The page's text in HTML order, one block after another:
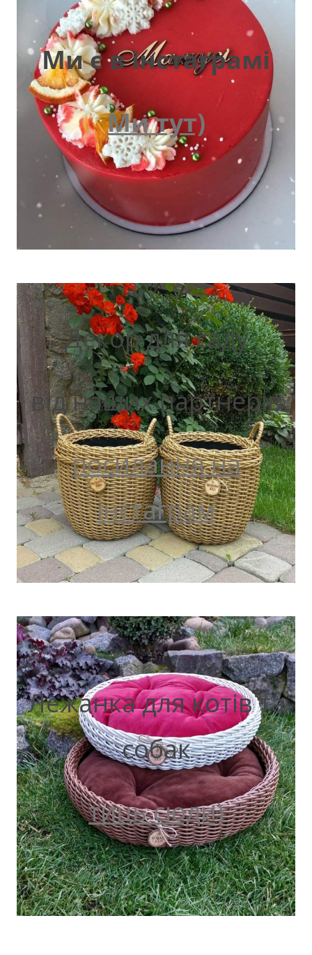
Ми є в інстаграмі
Ми тут)
Декор для саду
від наших партнерів
посилання на
інстаграм
Лежанка для котів та
собак
тиць сюди)